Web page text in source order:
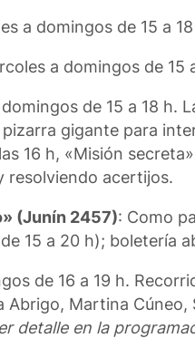
a domingos de 15 a
a domingos de 15
de 15 a 18 h.
gigante para
16 h, «Misión
resolviendo acertijos.
(Junín 2457): Como
15 a 20 h); boletería
de 16 a 19 h.
Martina Cúneo,
detalle en la